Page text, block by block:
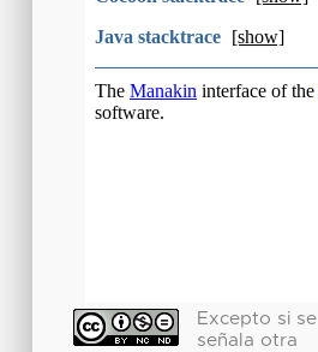
Excepto si se
señala otra